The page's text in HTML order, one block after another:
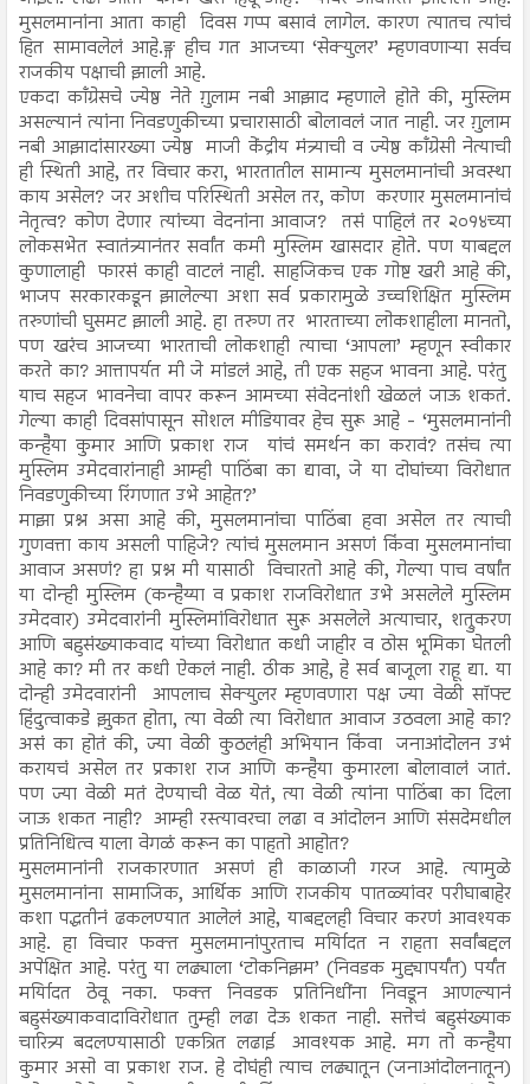
मुसलमानांना आता काही दिवस गप्प बसावं लागेल. कारण त्यातच त्यांचं
हित सामावलेलं आहे.ङ्ग हीच गत आजच्या ‘सेक्युलर’ म्हणवणाऱ्या सर्वच
राजकीय पक्षाची झाली आहे.
एकदा काँग्रेसचे ज्येष्ठ नेते ग़ुलाम नबी आझाद म्हणाले होते की, मुस्लिम
असल्यानं त्यांना निवडणुकीच्या प्रचारासाठी बोलावलं जात नाही. जर ग़ुलाम
नबी आझादांसारख्या ज्येष्ठ माजी केंद्रीय मंत्र्याची व ज्येष्ठ काँग्रेसी नेत्याची
ही स्थिती आहे, तर विचार करा, भारतातील सामान्य मुसलमानांची अवस्था
काय असेल? जर अशीच परिस्थिती असेल तर, कोण करणार मुसलमानांचं
नेतृत्व? कोण देणार त्यांच्या वेदनांना आवाज? तसं पाहिलं तर २०१४च्या
लोकसभेत स्वातंत्र्यानंतर सर्वांत कमी मुस्लिम खासदार होते. पण याबद्दल
कुणालाही फारसं काही वाटलं नाही. साहजिकच एक गोष्ट खरी आहे की,
भाजप सरकारकडून झालेल्या अशा सर्व प्रकारामुळे उच्चशिक्षित मुस्लिम
तरुणांची घुसमट झाली आहे. हा तरुण तर भारताच्या लोकशाहीला मानतो,
पण खरंच आजच्या भारताची लोकशाही त्याचा ‘आपला’ म्हणून स्वीकार
करते का? आत्तापर्यत मी जे मांडलं आहे, ती एक सहज भावना आहे. परंतु
याच सहज भावनेचा वापर करून आमच्या संवेदनांशी खेळलं जाऊ शकतं.
गेल्या काही दिवसांपासून सोशल मीडियावर हेच सुरू आहे - ‘मुसलमानांनी
कन्हैया कुमार आणि प्रकाश राज यांचं समर्थन का करावं? तसंच त्या
मुस्लिम उमेदवारांनाही आम्ही पाठिंबा का द्यावा, जे या दोघांच्या विरोधात
निवडणुकीच्या रिंगणात उभे आहेत?’
माझा प्रश्न असा आहे की, मुसलमानांचा पाठिंबा हवा असेल तर त्याची
गुणवत्ता काय असली पाहिजे? त्यांचं मुसलमान असणं किंवा मुसलमानांचा
आवाज असणं? हा प्रश्न मी यासाठी विचारतो आहे की, गेल्या पाच वर्षांत
या दोन्ही मुस्लिम (कन्हैय्या व प्रकाश राजविरोधात उभे असलेले मुस्लिम
उमेदवार) उमेदवारांनी मुस्लिमांविरोधात सुरू असलेले अत्याचार, शत्रुकरण
आणि बहुसंख्याकवाद यांच्या विरोधात कधी जाहीर व ठोस भूमिका घेतली
आहे का? मी तर कधी ऐकलं नाही. ठीक आहे, हे सर्व बाजूला राहू द्या. या
दोन्ही उमेदवारांनी आपलाच सेक्युलर म्हणवणारा पक्ष ज्या वेळी सॉफ्ट
हिंदुत्वाकडे झुकत होता, त्या वेळी त्या विरोधात आवाज उठवला आहे का?
असं का होतं की, ज्या वेळी कुठलंही अभियान किंवा जनाआंदोलन उभं
करायचं असेल तर प्रकाश राज आणि कन्हैया कुमारला बोलावालं जातं.
पण ज्या वेळी मतं देण्याची वेळ येतं, त्या वेळी त्यांना पाठिंबा का दिला
जाऊ शकत नाही? आम्ही रस्त्यावरचा लढा व आंदोलन आणि संसदेमधील
प्रतिनिधित्व याला वेगळं करून का पाहतो आहोत?
मुसलमानांनी राजकारणात असणं ही काळाजी गरज आहे. त्यामुळे
मुसलमानांना सामाजिक, आर्थिक आणि राजकीय पातळ्यांवर परीघाबाहेर
कशा पद्धतीनं ढकलण्यात आलेलं आहे, याबद्दलही विचार करणं आवश्यक
आहे. हा विचार फक्त मुसलमानांपुरताच मर्यिादत न राहता सर्वांबद्दल
अपेक्षित आहे. परंतु या लढ्याला ‘टोकनिझम’ (निवडक मुद्द्यापर्यंत) पर्यंत
मर्यिादत ठेवू नका. फक्त निवडक प्रतिनिधींना निवडून आणल्यानं
बहुसंख्याकवादाविरोधात तुम्ही लढा देऊ शकत नाही. सत्तेचं बहुसंख्याक
चारित्र्य बदलण्यासाठी एकत्रित लढाई आवश्यक आहे. मग तो कन्हैया
कुमार असो वा प्रकाश राज. हे दोघंही त्याच लढ्यातून (जनाआंदोलनातून)